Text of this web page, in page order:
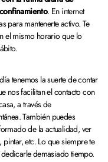
. En internet
para mantenerte activo. Te
el mismo horario que lo
tenemos la suerte de contar
nos facilitan el contacto con
a través de
También puedes
de la actualidad, ver
etc. Lo que siempre te
demasiado tiempo.